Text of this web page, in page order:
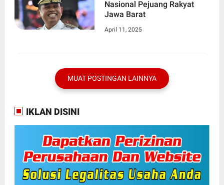
Nasional Pejuang Rakyat
Jawa Barat
April 11, 2025
MUAT POSTINGAN LAINNYA
IKLAN DISINI